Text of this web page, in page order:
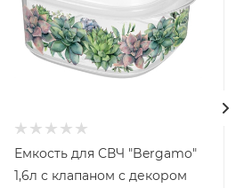
Емкость для СВЧ "Bergamo"
1,6л с клапаном с декором